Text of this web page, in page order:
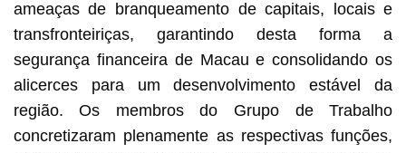
ameaças de branqueamento de capitais, locais e
transfronteiriças, garantindo desta forma a
segurança financeira de Macau e consolidando os
alicerces para um desenvolvimento estável da
região. Os membros do Grupo de Trabalho
concretizaram plenamente as respectivas funções,